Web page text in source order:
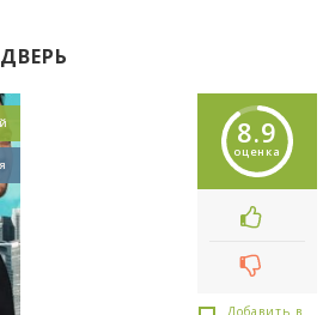
8.9
оценка